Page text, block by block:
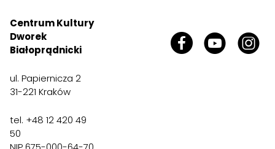
Centrum Kultury
Dworek
Białoprądnicki
ul. Papiernicza 2
31-221 Kraków
tel. +48 12 420 49
50